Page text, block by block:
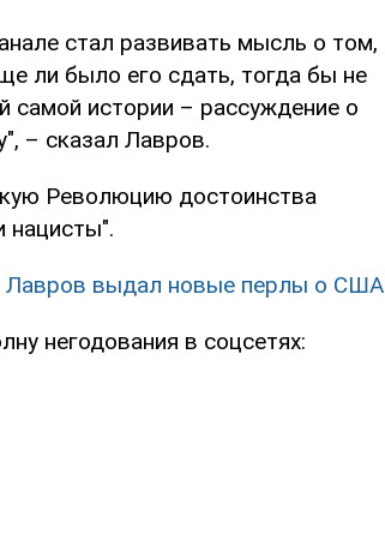
стал развивать мысль о том,
ли было его сдать, тогда бы не
самой истории – рассуждение о
– сказал Лавров.
Революцию достоинства
нацисты".
Лавров выдал новые перлы о США
негодования в соцсетях: